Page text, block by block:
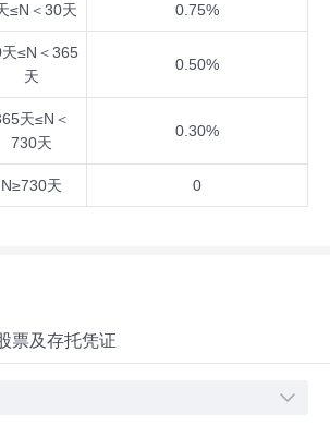
≤N＜30天 0.75%
≤N＜365
天
0.50%
天≤N＜
730天
0.30%
N≥730天 0
票及存托凭证